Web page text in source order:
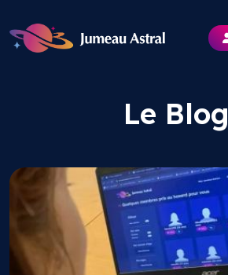
Le Blog